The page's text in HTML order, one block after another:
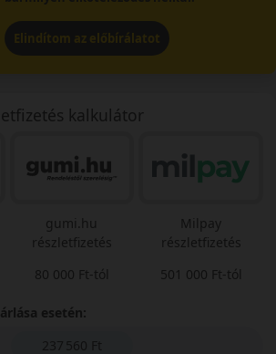
Elindítom az előbírálatot
kalkulátor
gumi.hu
részletfizetés
80 000 Ft-tól
Milpay
részletfizetés
501 000 Ft-tól
esetén:
237 560 Ft